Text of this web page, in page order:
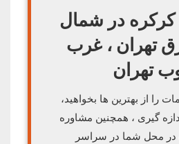
در شمال
تهران ، غرب
تهران
را از بهترین ها بخواهید،
گیری ، همچنین مشاوره
در محل شما در سراسر